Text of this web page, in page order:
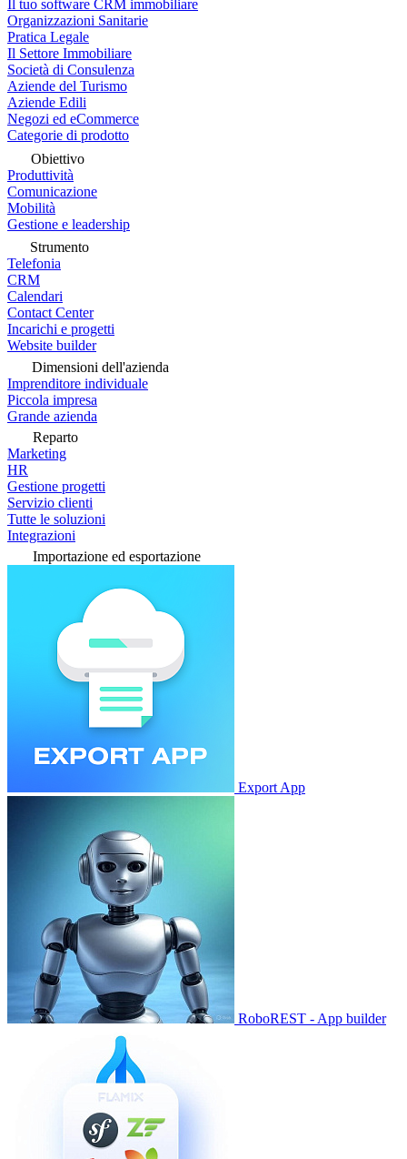
Il tuo software CRM immobiliare
Organizzazioni Sanitarie
Pratica Legale
Il Settore Immobiliare
Società di Consulenza
Aziende del Turismo
Aziende Edili
Negozi ed eCommerce
Categorie di prodotto
Obiettivo
Produttività
Comunicazione
Mobilità
Gestione e leadership
Strumento
Telefonia
CRM
Calendari
Contact Center
Incarichi e progetti
Website builder
Dimensioni dell'azienda
Imprenditore individuale
Piccola impresa
Grande azienda
Reparto
Marketing
HR
Gestione progetti
Servizio clienti
Tutte le soluzioni
Integrazioni
Importazione ed esportazione
Export App
RoboREST - App builder